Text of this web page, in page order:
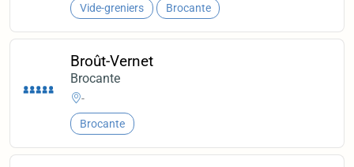
Vide-greniers Brocante
Broût-Vernet
Brocante
-
Brocante